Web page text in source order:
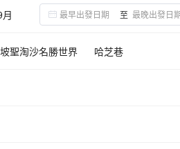
至
聖淘沙名勝世界
哈芝巷